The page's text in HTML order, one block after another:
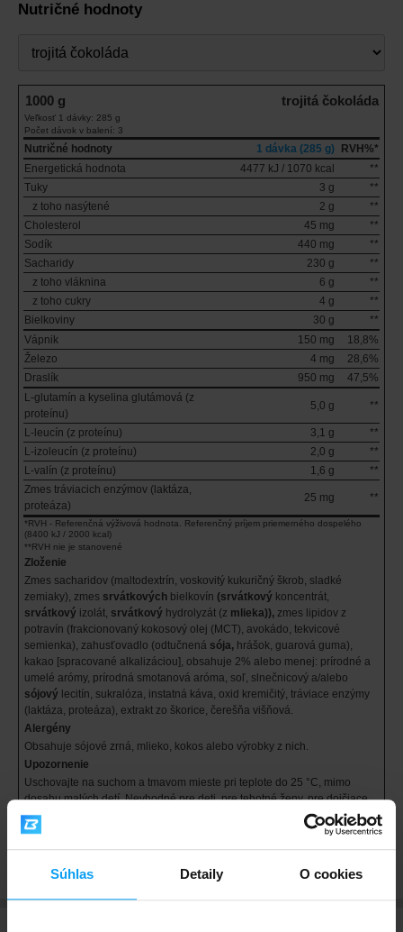
Súhlas Detaily O cookies
Nutričné hodnoty
1000 g trojitá čokoláda
Veľkosť 1 dávky: 285 g
Počet dávok v balení: 3
Nutričné hodnoty 1 dávka (285 g)
RVH%*
Energetická hodnota
4477 kJ / 1070 kcal
**
Tuky
3 g
**
z toho nasýtené
2 g
**
Cholesterol
45 mg
**
Sodík
440 mg
**
Sacharidy
230 g
**
z toho vláknina
6 g
**
z toho cukry
4 g
**
Bielkoviny
30 g
**
Vápnik
150 mg
18,8%
Železo
4 mg
28,6%
Draslík
950 mg
47,5%
L-glutamín a kyselina glutámová (z
proteínu)
5,0 g **
L-leucín (z proteínu) 3,1 g
**
L-izoleucín (z proteínu)
2,0 g
**
L-valín (z proteínu)
1,6 g
**
Zmes tráviacich enzýmov (laktáza,
proteáza)
25 mg **
*RVH - Referenčná výživová hodnota. Referenčný príjem priemerného dospelého
(8400 kJ / 2000 kcal)
**RVH nie je stanovené
Zloženie
Zmes sacharidov (maltodextrín, voskovitý kukuričný škrob, sladké
zemiaky), zmes srvátkových bielkovín (srvátkový koncentrát,
srvátkový izolát, srvátkový hydrolyzát (z mlieka)), zmes lipidov z
potravín (frakcionovaný kokosový olej (MCT), avokádo, tekvicové
semienka), zahusťovadlo (odtučnená sója, hrášok, guarová guma),
kakao [spracované alkalizáciou], obsahuje 2% alebo menej: prírodné a
umelé arómy, prírodná smotanová aróma, soľ, slnečnicový a/alebo
sójový lecitín, sukralóza, instatná káva, oxid kremičitý, tráviace enzýmy
(laktáza, proteáza), extrakt zo škorice, čerešňa višňová.
Alergény
Obsahuje sójové zrná, mlieko, kokos alebo výrobky z nich.
Upozornenie
Uschovajte na suchom a tmavom mieste pri teplote do 25 °C, mimo
dosahu malých detí. Nevhodné pre deti, pre tehotné ženy, pre dojčiace
ženy. Ustanovená odporúčaná denná dávka sa nesmie presiahnuť.
Výživové doplnky sa nesmú používať ako náhrada rozmanitej stravy.